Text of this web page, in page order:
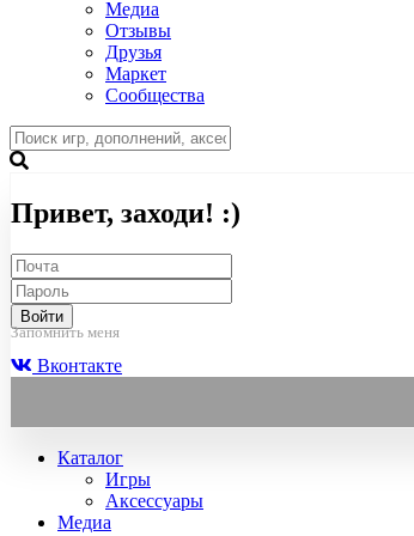
Медиа
Отзывы
Друзья
Маркет
Сообщества
Привет, заходи! :)
Войти
Запомнить меня
Вконтакте
Каталог
Игры
Аксессуары
Медиа